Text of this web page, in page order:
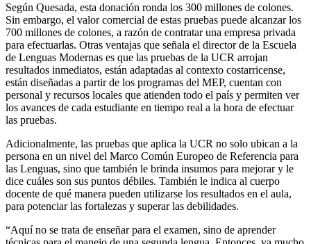
Según Quesada, esta donación ronda los 300 millones de colones.
Sin embargo, el valor comercial de estas pruebas puede alcanzar los
700 millones de colones, a razón de contratar una empresa privada
para efectuarlas. Otras ventajas que señala el director de la Escuela
de Lenguas Modernas es que las pruebas de la UCR arrojan
resultados inmediatos, están adaptadas al contexto costarricense,
están diseñadas a partir de los programas del MEP, cuentan con
personal y recursos locales que atienden todo el país y permiten ver
los avances de cada estudiante en tiempo real a la hora de efectuar
las pruebas.
Adicionalmente, las pruebas que aplica la UCR no solo ubican a la
persona en un nivel del Marco Común Europeo de Referencia para
las Lenguas, sino que también le brinda insumos para mejorar y le
dice cuáles son sus puntos débiles. También le indica al cuerpo
docente de qué manera pueden utilizarse los resultados en el aula,
para potenciar las fortalezas y superar las debilidades.
“Aquí no se trata de enseñar para el examen, sino de aprender